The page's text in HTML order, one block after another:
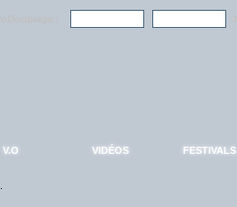
V.O VIDÉOS FESTIVALS